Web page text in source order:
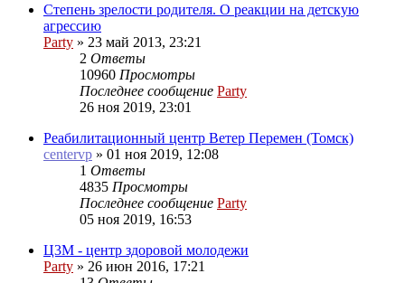
Степень зрелости родителя. О реакции на детскую
агрессию
Party » 23 май 2013, 23:21
2 Ответы
10960 Просмотры
Последнее сообщение Party
26 ноя 2019, 23:01
Реабилитационный центр Ветер Перемен (Томск)
centervp » 01 ноя 2019, 12:08
1 Ответы
4835 Просмотры
Последнее сообщение Party
05 ноя 2019, 16:53
Ц3М - центр здоровой молодежи
Party » 26 июн 2016, 17:21